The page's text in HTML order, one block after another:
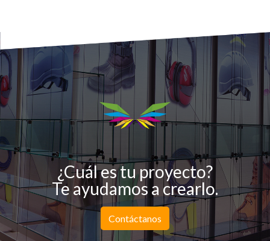
¿Cuál es tu proyecto?
Te ayudamos a crearlo.
Contáctanos